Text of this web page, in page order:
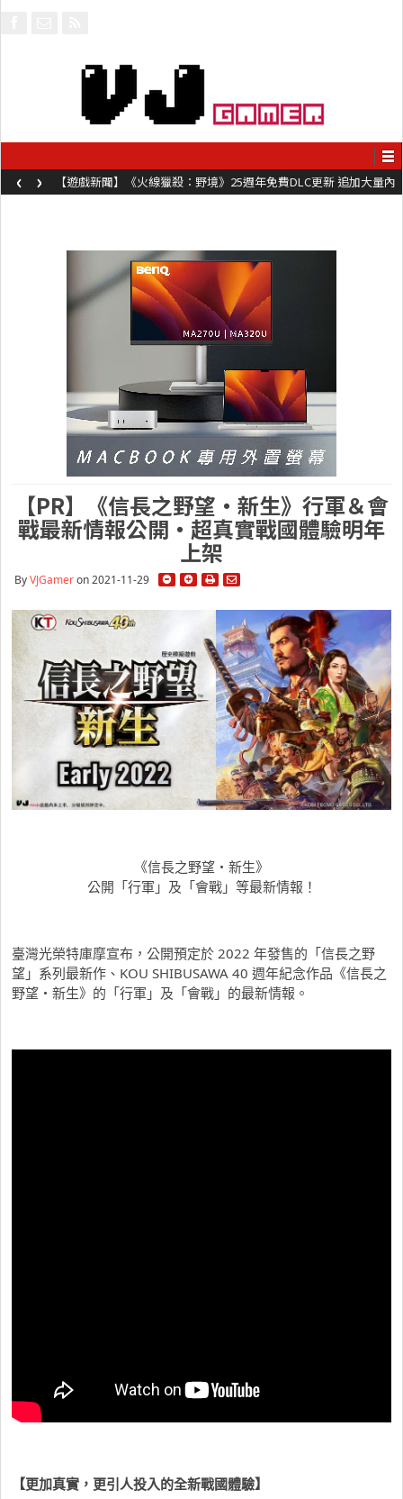
【遊戲新聞】《火線獵殺：野境》25週年免費DLC更新 追加大量內
容同時系舊作限時超平價折扣
‹ ›
【PR】《信長之野望・新生》行軍＆會
戰最新情報公開・超真實戰國體驗明年
上架
ByVJGameron 2021-11-29
《信長之野望・新生》
公開「行軍」及「會戰」等最新情報！
臺灣光榮特庫摩宣布，公開預定於 2022 年發售的「信長之野
望」系列最新作、KOU SHIBUSAWA 40 週年紀念作品《信長之
野望・新生》的「行軍」及「會戰」的最新情報。
【更加真實，更引人投入的全新戰國體驗】